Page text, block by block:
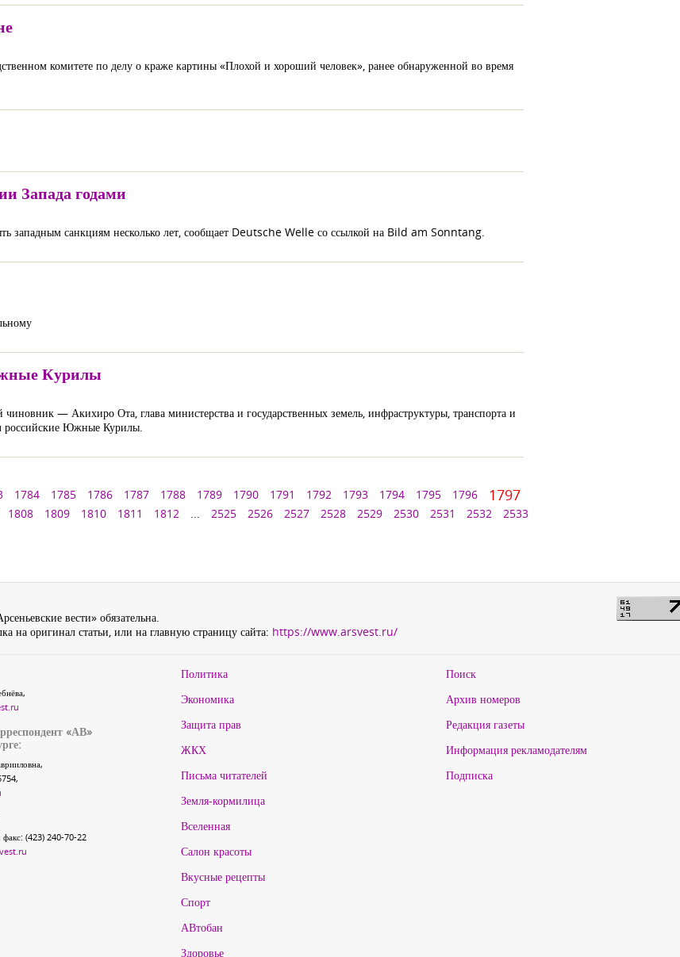
комитете по делу о краже картины «Плохой и хороший человек», ранее обнаруженной во время
Запада годами
западным санкциям несколько лет, сообщает Deutsche Welle со ссылкой на Bild am Sonntang.
Курилы
— Акихиро Ота, глава министерства и государственных земель, инфраструктуры, транспорта и
российские Южные Курилы.
1784 1785 1786 1787 1788 1789 1790 1791 1792 1793 1794 1795 1796 1797
1808 1809 1810 1811 1812 2525 2526 2527 2528 2529 2530 2531 2532
2533
вести» обязательна.
на оригинал статьи, или на главную страницу сайта: https://www.arsvest.ru/
«АВ»
(423) 240-70-22
Политика
Экономика
Защита прав
ЖКХ
Письма читателей
Земля-кормилица
Вселенная
Салон красоты
Вкусные рецепты
Спорт
АВтобан
Здоровье
Поиск
Архив номеров
Редакция газеты
Информация рекламодателям
Подписка